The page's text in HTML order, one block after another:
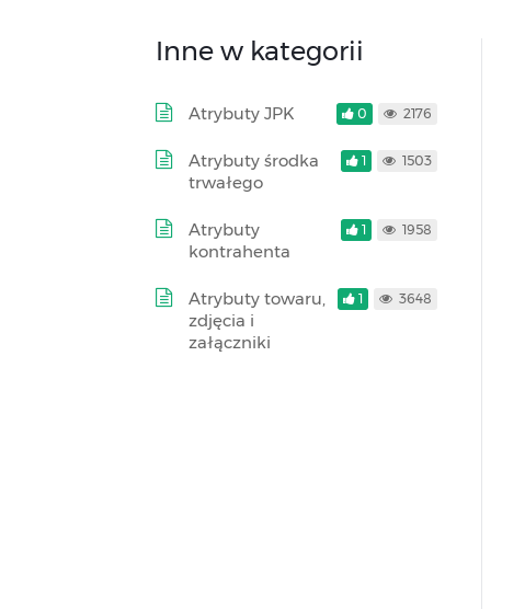
Inne w kategorii
Atrybuty JPK 0 2176
Atrybuty środka
trwałego
1 1503
Atrybuty
kontrahenta
1 1958
Atrybuty towaru,
zdjęcia i
załączniki
1 3648